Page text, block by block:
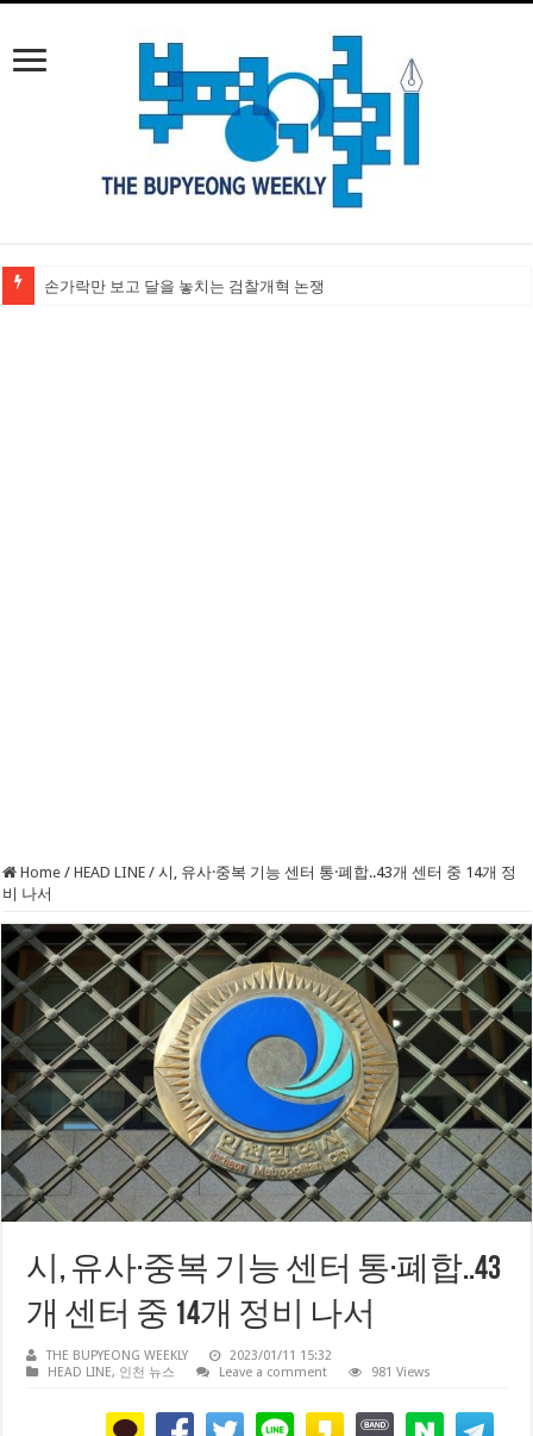
손가락만 보고 달을 놓치는 검찰개혁 논쟁
Home / HEAD LINE / 시, 유사·중복 기능 센터 통·폐합..43개 센터 중 14개 정
비 나서
시, 유사·중복 기능 센터 통·폐합..43
개 센터 중 14개 정비 나서
THE BUPYEONG WEEKLY
2023/01/11 15:32
HEAD LINE, 인천 뉴스 Leave a comment 981 Views